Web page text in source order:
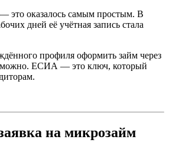
оказалось самым простым. В
дней её учётная запись стала
профиля оформить займ через
ЕСИА — это ключ, который
на микрозайм